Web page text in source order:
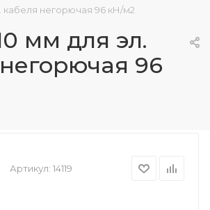
кабеля негорючая 96 кН/м2
мм для эл.
96
Артикул: 14119